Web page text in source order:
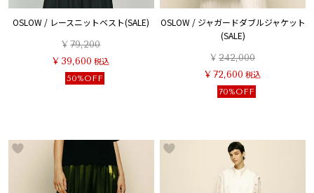
OSLOW / レースニットベスト(SALE)
¥ 79,200
¥ 39,600 税込
50%OFF
OSLOW / ジャガードダブルジャケット
(SALE)
¥242,000
¥72,600 税込
70%OFF